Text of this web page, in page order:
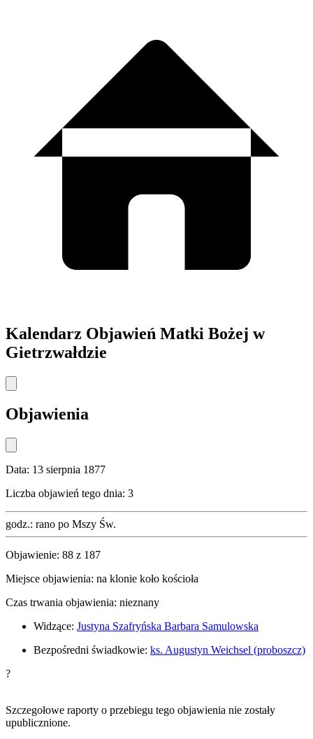
Kalendarz Objawień Matki Bożej w
Gietrzwałdzie
Objawienia
Data: 13 sierpnia 1877
Liczba objawień tego dnia: 3
godz.: rano po Mszy Św.
Objawienie: 88 z 187
Miejsce objawienia: na klonie koło kościoła
Czas trwania objawienia: nieznany
Widzące: Justyna Szafryńska Barbara Samulowska
Bezpośredni świadkowie: ks. Augustyn Weichsel (proboszcz)
?
Szczegołowe raporty o przebiegu tego objawienia nie zostały
upublicznione.